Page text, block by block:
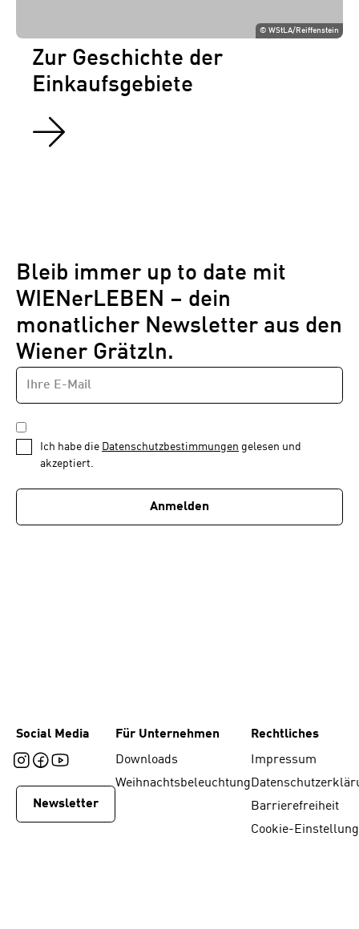
©WStLA/Reiffenstein
Zur Geschichte der
Einkaufsgebiete
Bleib immer up to date mit
WIENerLEBEN – dein
monatlicher Newsletter aus den
Wiener Grätzln.
Newsletter
1
von
E-
MAIL-
ADRESSE
DATENSCHUTZBESTIMMUNGEN
*
Ich habe die Datenschutzbestimmungen gelesen und
akzeptiert.
Anmelden
Social Media
Newsletter
Für Unternehmen
Downloads
Weihnachtsbeleuchtung
Rechtliches
Impressum
Barrierefreiheit
Cookie-